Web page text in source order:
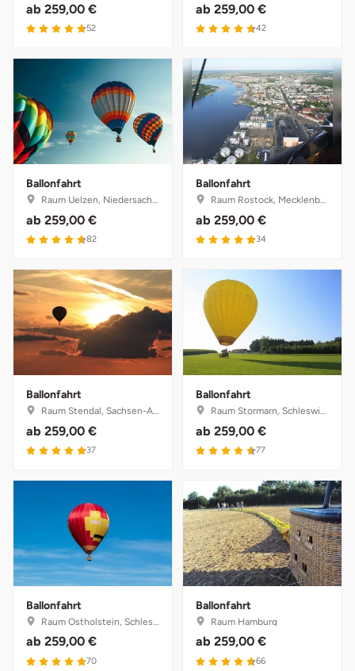
ab 259,00 €
4.8 von 5
52
ab 259,00 €
4.7 von 5
42
Ballonfahrt
Raum Uelzen, Niedersachsen
ab 259,00 €
4.7 von 5
82
Ballonfahrt
Raum Rostock, Mecklenburg-Vorpommern
ab 259,00 €
4.9 von 5
34
Ballonfahrt
Raum Stendal, Sachsen-Anhalt
ab 259,00 €
4.9 von 5
37
Ballonfahrt
Raum Stormarn, Schleswig-Holstein
ab 259,00 €
4.6 von 5
77
Ballonfahrt
Raum Ostholstein, Schleswig-Holstein
ab 259,00 €
4.9 von 5
70
Ballonfahrt
Raum Hamburg
ab 259,00 €
4.7 von 5
66